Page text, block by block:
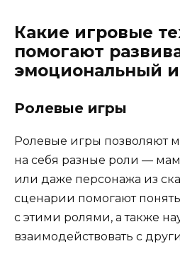
Какие игровые
помогают
эмоциональный
Ролевые игры
Ролевые игры позволяют
на себя разные роли —
или даже персонажа из
сценарии помогают
с этими ролями, а также
взаимодействовать с